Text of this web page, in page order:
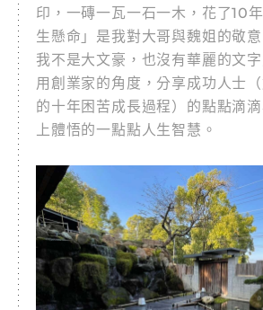
印，一磚一瓦一石一木，花了10
生懸命」是我對大哥與魏姐的敬意
我不是大文豪，也沒有華麗的文
用創業家的角度，分享成功人士
的十年困苦成長過程）的點點滴
上體悟的一點點人生智慧。